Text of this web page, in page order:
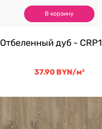
В корзину
Отбеленный дуб -
37.90 BYN/м²